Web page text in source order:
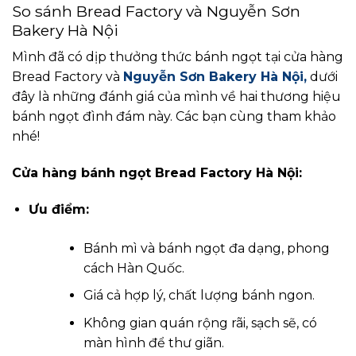
So sánh Bread Factory và Nguyễn Sơn
Bakery Hà Nội
Mình đã có dịp thưởng thức bánh ngọt tại cửa hàng
Bread Factory và Nguyễn Sơn Bakery Hà Nội, dưới
đây là những đánh giá của mình về hai thương hiệu
bánh ngọt đình đám này. Các bạn cùng tham khảo
nhé!
Cửa hàng bánh ngọt Bread Factory Hà Nội:
Ưu điểm:
Bánh mì và bánh ngọt đa dạng, phong
cách Hàn Quốc.
Giá cả hợp lý, chất lượng bánh ngon.
Không gian quán rộng rãi, sạch sẽ, có
màn hình để thư giãn.